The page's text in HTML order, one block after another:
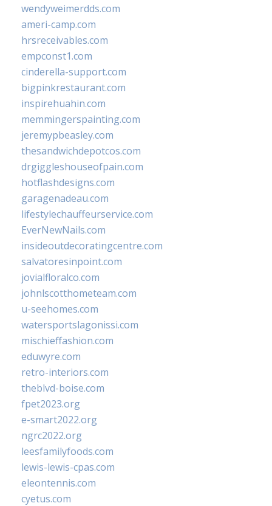
wendyweimerdds.com
ameri-camp.com
hrsreceivables.com
empconst1.com
cinderella-support.com
bigpinkrestaurant.com
inspirehuahin.com
memmingerspainting.com
jeremypbeasley.com
thesandwichdepotcos.com
drgiggleshouseofpain.com
hotflashdesigns.com
garagenadeau.com
lifestylechauffeurservice.com
EverNewNails.com
insideoutdecoratingcentre.com
salvatoresinpoint.com
jovialfloralco.com
johnlscotthometeam.com
u-seehomes.com
watersportslagonissi.com
mischieffashion.com
eduwyre.com
retro-interiors.com
theblvd-boise.com
fpet2023.org
e-smart2022.org
ngrc2022.org
leesfamilyfoods.com
lewis-lewis-cpas.com
eleontennis.com
cyetus.com